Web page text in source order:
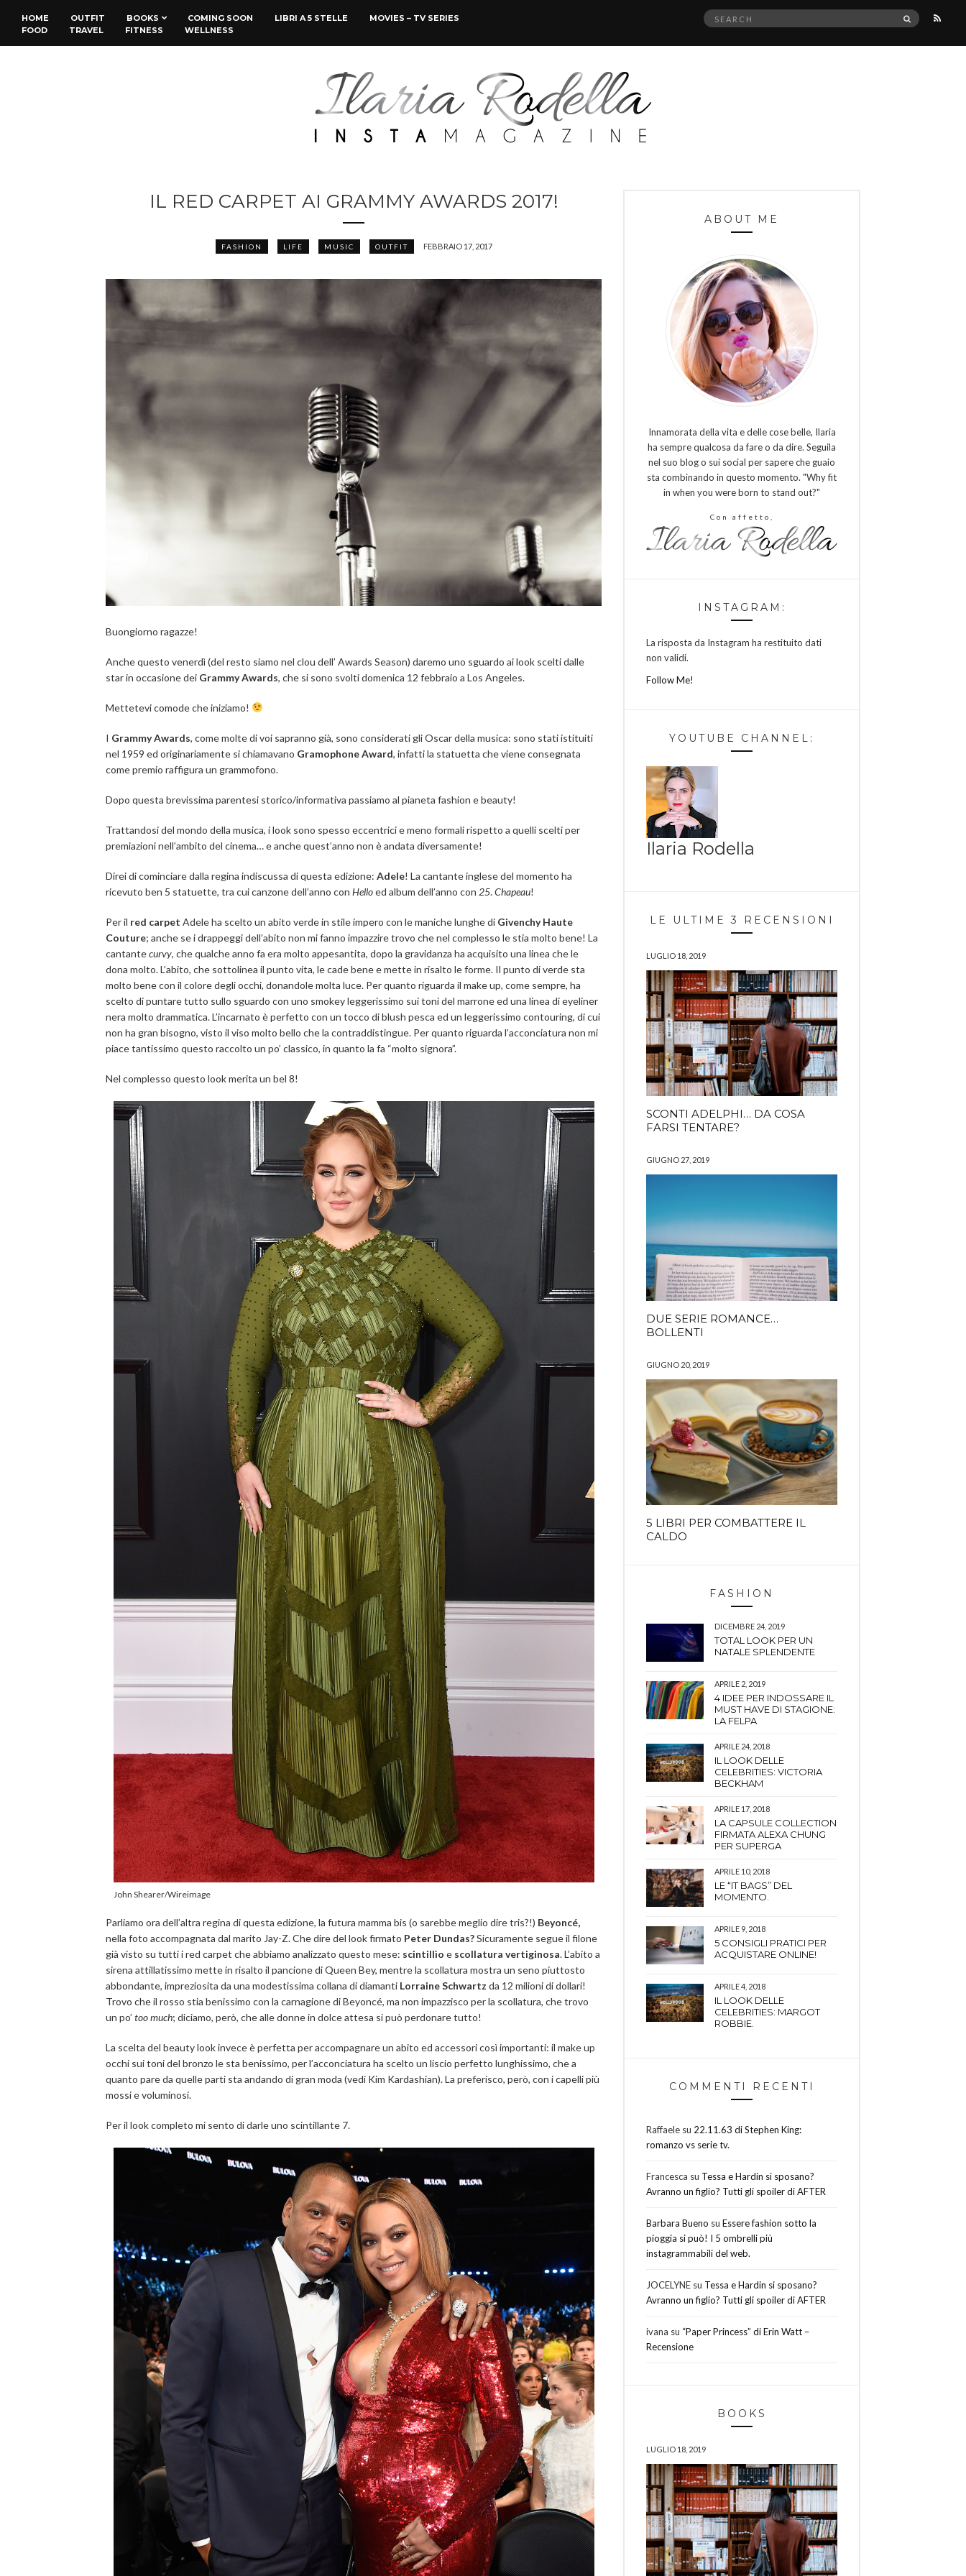
HOME OUTFIT BOOKS COMING SOON LIBRI A 5 STELLE
MOVIES – TV SERIES
FOOD
TRAVEL FITNESS WELLNESS
Search
SEARCH
IL RED CARPET AI GRAMMY AWARDS 2017!
FASHION LIFE MUSIC OUTFIT FEBBRAIO 17, 2017
Buongiorno ragazze!
Anche questo venerdì (del resto siamo nel clou dell’ Awards Season) daremo uno sguardo ai look scelti dalle
star in occasione dei Grammy Awards, che si sono svolti domenica 12 febbraio a Los Angeles.
Mettetevi comode che iniziamo!
I Grammy Awards, come molte di voi sapranno già, sono considerati gli Oscar della musica: sono stati istituiti
nel 1959 ed originariamente si chiamavano Gramophone Award, infatti la statuetta che viene consegnata
come premio raffigura un grammofono.
Dopo questa brevissima parentesi storico/informativa passiamo al pianeta fashion e beauty!
Trattandosi del mondo della musica, i look sono spesso eccentrici e meno formali rispetto a quelli scelti per
premiazioni nell’ambito del cinema… e anche quest’anno non è andata diversamente!
Direi di cominciare dalla regina indiscussa di questa edizione: Adele! La cantante inglese del momento ha
ricevuto ben 5 statuette, tra cui canzone dell’anno con Helloed album dell’anno con 25.Chapeau!
Per il red carpet Adele ha scelto un abito verde in stile impero con le maniche lunghe di Givenchy Haute
Couture; anche se i drappeggi dell’abito non mi fanno impazzire trovo che nel complesso le stia molto bene! La
cantantecurvy, che qualche anno fa era molto appesantita, dopo la gravidanza ha acquisito una linea che le
dona molto. L’abito, che sottolinea il punto vita, le cade bene e mette in risalto le forme. Il punto di verde sta
molto bene con il colore degli occhi, donandole molta luce. Per quanto riguarda il make up, come sempre, ha
scelto di puntare tutto sullo sguardo con uno smokey leggerissimo sui toni del marrone ed una linea di eyeliner
nera molto drammatica. L’incarnato è perfetto con un tocco di blush pesca ed un leggerissimo contouring, di cui
non ha gran bisogno, visto il viso molto bello che la contraddistingue. Per quanto riguarda l’acconciatura non mi
piace tantissimo questo raccolto un po’ classico, in quanto la fa “molto signora”.
Nel complesso questo look merita un bel 8!
John Shearer/Wireimage
Parliamo ora dell’altra regina di questa edizione, la futura mamma bis (o sarebbe meglio dire tris?!) Beyoncé,
nella foto accompagnata dal marito Jay-Z. Che dire del look firmato Peter Dundas?Sicuramente segue il filone
già visto su tutti i red carpet che abbiamo analizzato questo mese: scintillìo e scollatura vertiginosa. L’abito a
sirena attillatissimo mette in risalto il pancione di Queen Bey, mentre la scollatura mostra un seno piuttosto
abbondante, impreziosita da una modestissima collana di diamanti Lorraine Schwartz da 12 milioni di dollari!
Trovo che il rosso stia benissimo con la carnagione di Beyoncé, ma non impazzisco per la scollatura, che trovo
un po’ too much; diciamo, però, che alle donne in dolce attesa si può perdonare tutto!
La scelta del beauty look invece è perfetta per accompagnare un abito ed accessori così importanti: il make up
occhi sui toni del bronzo le sta benissimo, per l’acconciatura ha scelto un liscio perfetto lunghissimo, che a
quanto pare da quelle parti sta andando di gran moda (vedi Kim Kardashian). La preferisco, però, con i capelli più
mossi e voluminosi.
Per il look completo mi sento di darle uno scintillante 7.
ABOUT ME
Innamorata della vita e delle cose belle, Ilaria
ha sempre qualcosa da fare o da dire. Seguila
nel suo blog o sui social per sapere che guaio
sta combinando in questo momento. "Why fit
in when you were born to stand out?"
Con affetto,
INSTAGRAM:
La risposta da Instagram ha restituito dati
non validi.
Follow Me!
YOUTUBE CHANNEL:
Ilaria Rodella
LE ULTIME 3 RECENSIONI
LUGLIO 18, 2019
SCONTI ADELPHI… DA COSA
FARSI TENTARE?
GIUGNO 27, 2019
DUE SERIE ROMANCE…
BOLLENTI
GIUGNO 20, 2019
5 LIBRI PER COMBATTERE IL
CALDO
FASHION
DICEMBRE 24, 2019
TOTAL LOOK PER UN
NATALE SPLENDENTE
APRILE 2, 2019
4 IDEE PER INDOSSARE IL
MUST HAVE DI STAGIONE:
LA FELPA
APRILE 24, 2018
IL LOOK DELLE
CELEBRITIES: VICTORIA
BECKHAM
APRILE 17, 2018
LA CAPSULE COLLECTION
FIRMATA ALEXA CHUNG
PER SUPERGA
APRILE 10, 2018
LE “IT BAGS” DEL
MOMENTO.
APRILE 9, 2018
5 CONSIGLI PRATICI PER
ACQUISTARE ONLINE!
APRILE 4, 2018
IL LOOK DELLE
CELEBRITIES: MARGOT
ROBBIE.
COMMENTI RECENTI
Raffaele su 22.11.63 di Stephen King:
romanzo vs serie tv.
Francesca su Tessa e Hardin si sposano?
Avranno un figlio? Tutti gli spoiler di AFTER
Barbara Bueno su Essere fashion sotto la
pioggia si può! I 5 ombrelli più
instagrammabili del web.
JOCELYNE su Tessa e Hardin si sposano?
Avranno un figlio? Tutti gli spoiler di AFTER
ivana su “Paper Princess” di Erin Watt –
Recensione
BOOKS
LUGLIO 18, 2019